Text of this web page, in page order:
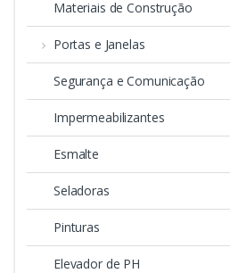
Materiais de Construção
Portas e Janelas
Segurança e Comunicação
Impermeabilizantes
Esmalte
Seladoras
Pinturas
Elevador de PH